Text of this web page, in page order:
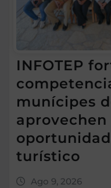
INFOTEP
munícipes
aprovechen
turístico
Ago 9, 2026